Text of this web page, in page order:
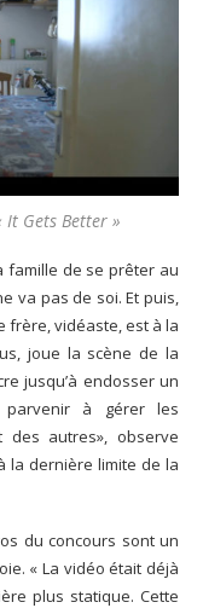
Gets Better »
famille de se prêter au
va pas de soi. Et puis,
frère, vidéaste, est à la
joue la scène de la
jusqu’à endosser un
parvenir à gérer les
autres», observe
la dernière limite de la
du concours sont un
« La vidéo était déjà
plus statique. Cette